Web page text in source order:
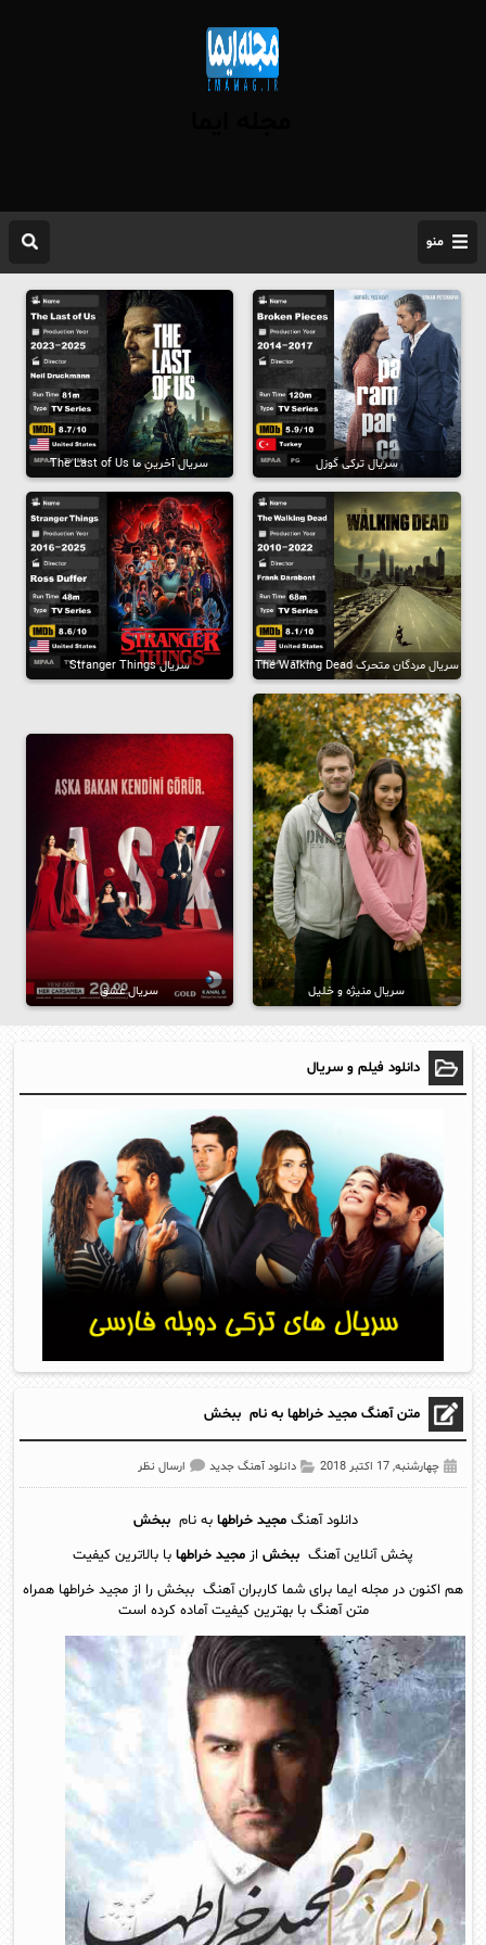
منو
سریال ترکی گوزل سریال آخرینِ ما The Last of Us
سریال مردگان متحرک The Walking Dead سریال Stranger Things
سریال منیژه و خلیل سریال عشق
دانلود فیلم و سریال
متن آهنگ مجید خراطها به نام ببخش
چهارشنبه, 17 اکتبر 2018 دانلود آهنگ جدید ارسال نظر
دانلود آهنگمجید خراطها به نام ببخش
پخش آنلاين آهنگ ببخش از مجید خراطها با بالاترین کیفیت
هم اکنون در مجله ایما برای شما کاربران آهنگ ببخش را از مجید خراطها همراه
متن آهنگ با بهترین کیفیت آماده کرده است